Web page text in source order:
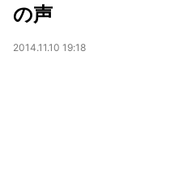
の声
2014.11.10 19:18